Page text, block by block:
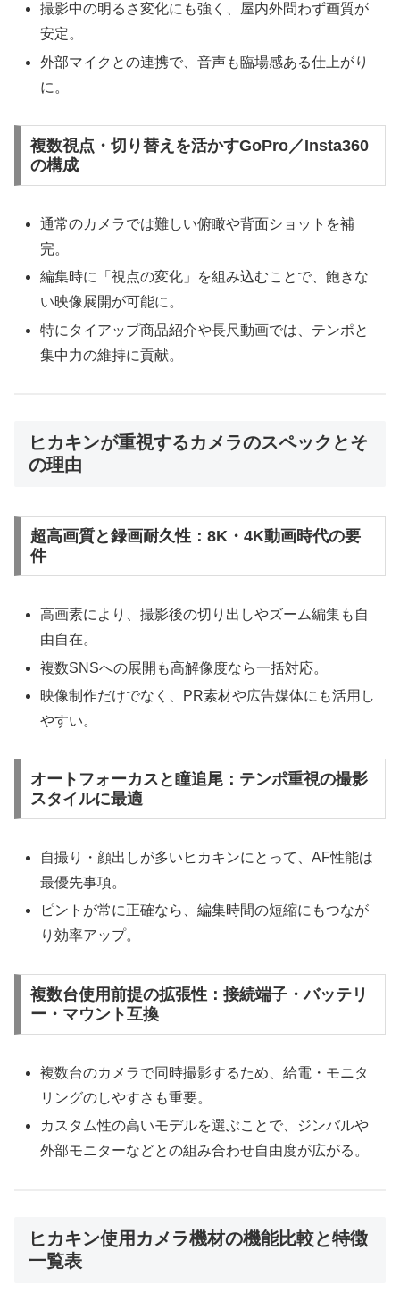
撮影中の明るさ変化にも強く、屋内外問わず画質が
安定。
外部マイクとの連携で、音声も臨場感ある仕上がり
に。
複数視点・切り替えを活かすGoPro／Insta360
の構成
通常のカメラでは難しい俯瞰や背面ショットを補
完。
編集時に「視点の変化」を組み込むことで、飽きな
い映像展開が可能に。
特にタイアップ商品紹介や長尺動画では、テンポと
集中力の維持に貢献。
ヒカキンが重視するカメラのスペックとそ
の理由
超高画質と録画耐久性：8K・4K動画時代の要
件
高画素により、撮影後の切り出しやズーム編集も自
由自在。
複数SNSへの展開も高解像度なら一括対応。
映像制作だけでなく、PR素材や広告媒体にも活用し
やすい。
オートフォーカスと瞳追尾：テンポ重視の撮影
スタイルに最適
自撮り・顔出しが多いヒカキンにとって、AF性能は
最優先事項。
ピントが常に正確なら、編集時間の短縮にもつなが
り効率アップ。
複数台使用前提の拡張性：接続端子・バッテリ
ー・マウント互換
複数台のカメラで同時撮影するため、給電・モニタ
リングのしやすさも重要。
カスタム性の高いモデルを選ぶことで、ジンバルや
外部モニターなどとの組み合わせ自由度が広がる。
ヒカキン使用カメラ機材の機能比較と特徴
一覧表